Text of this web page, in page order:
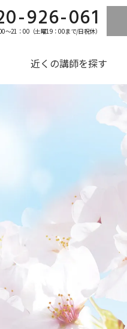
926-061
～21：00（土曜19：00まで/日祝休）
近くの講師を探す